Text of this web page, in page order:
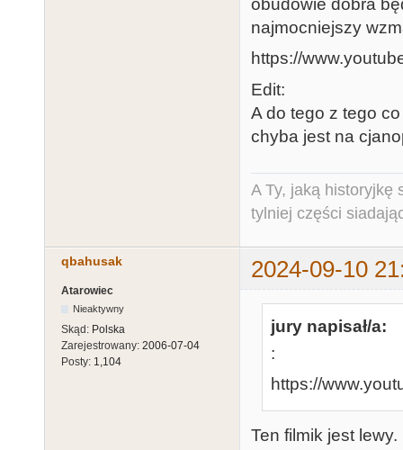
obudowie dobra
najmocniejszy
https://
Edit:
A do tego z tego
chyba jest na
A Ty, jaką historyjkę
tylniej części
qbahusak 2024-09-10
Atarowiec
Nieaktywny
Skąd: Polska
Zarejestrowany: 2006-07-04
Posty: 1,104
jury napisał/a:
:
https://
Ten filmik jest